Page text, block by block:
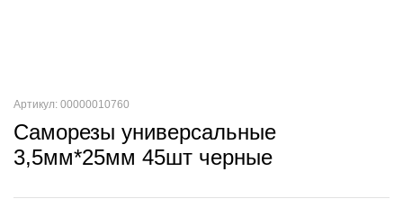
Артикул: 00000010760
Саморезы универсальные
3,5мм*25мм 45шт черные